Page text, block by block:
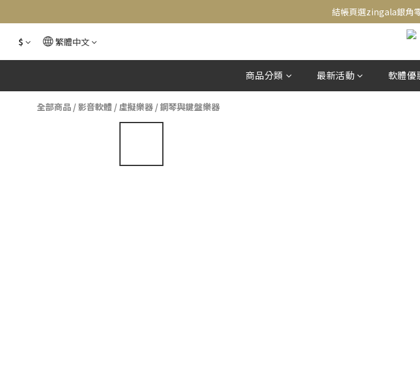
新會員送500！滿額最高回饋2000，
結帳頁選zingala銀角
新會員送500！滿額最高回饋2000，
$ 繁體中文
商品分類 最新活動 軟體優
全部商品 / 影音軟體 / 虛擬樂器 / 鋼琴與鍵盤樂器